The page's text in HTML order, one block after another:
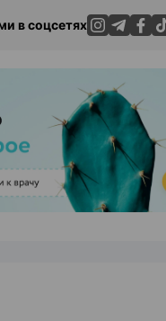
в соцсетях
РЕКЛАМА НА САЙТЕ